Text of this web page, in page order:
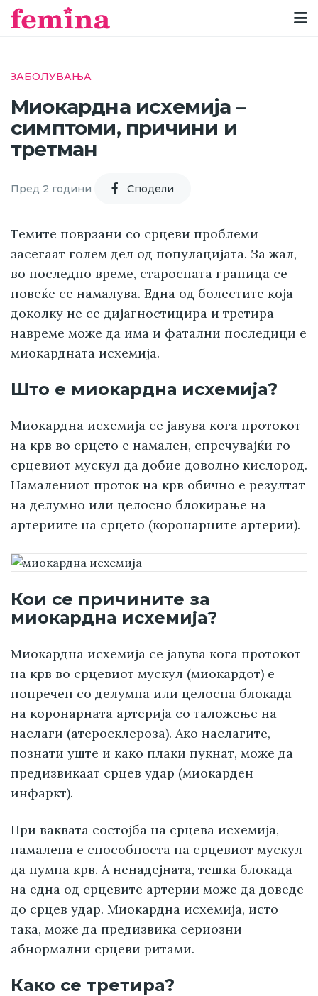
ЗАБОЛУВАЊА
Миокардна исхемија –
симптоми, причини и
третман
Пред 2 години Cподели
Темите поврзани со срцеви проблеми
засегаат голем дел од популацијата. За жал,
во последно време, старосната граница се
повеќе се намалува. Една од болестите која
доколку не се дијагностицира и третира
навреме може да има и фатални последици е
миокардната исхемија.
Што е миокардна исхемија?
Миокардна исхемија се јавува кога протокот
на крв во срцето е намален, спречувајќи го
срцевиот мускул да добие доволно кислород.
Намалениот проток на крв обично е резултат
на делумно или целосно блокирање на
артериите на срцето (коронарните артерии).
Кои се причините за
миокардна исхемија?
Миокардна исхемија се јавува кога протокот
на крв во срцевиот мускул (миокардот) е
попречен со делумна или целосна блокада
на коронарната артерија со таложење на
наслаги (атеросклероза). Ако наслагите,
познати уште и како плаки пукнат, може да
предизвикаат срцев удар (миокарден
инфаркт).
При ваквата состојба на срцева исхемија,
намалена е способноста на срцевиот мускул
да пумпа крв. А ненадејната, тешка блокада
на една од срцевите артерии може да доведе
до срцев удар. Миокардна исхемија, исто
така, може да предизвика сериозни
абнормални срцеви ритами.
Како се третира?